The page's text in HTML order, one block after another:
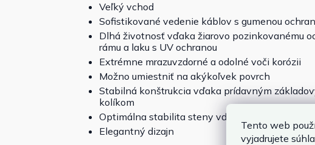
Tento web
vyjadrujete
Veľký vchod
Sofistikované vedenie káblov s gumenou
Dlhá životnosť vďaka žiarovo pozinkovanému
rámu a laku s UV ochranou
Extrémne mrazuvzdorné a odolné voči korózii
Možno umiestniť na akýkoľvek povrch
Stabilná konštrukcia vďaka prídavným
kolíkom
Optimálna stabilita steny vďaka
Elegantný dizajn